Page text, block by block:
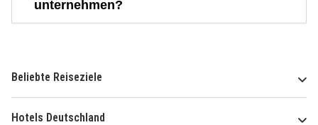
unternehmen?
Beliebte Reiseziele
Hotels Deutschland